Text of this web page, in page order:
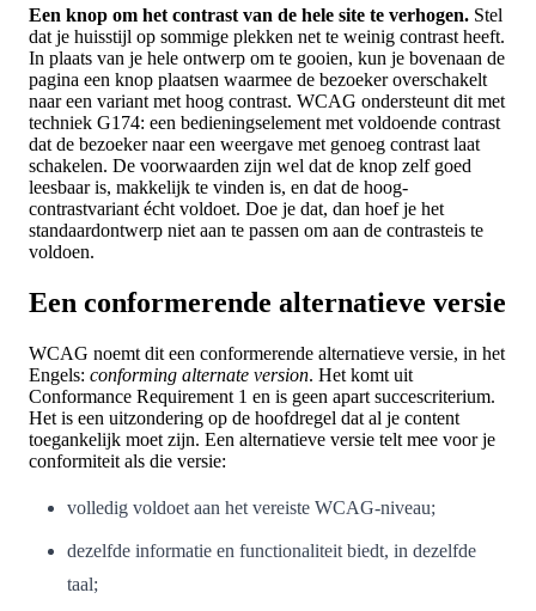
Een knop om het contrast van de hele site te verhogen. Stel
dat je huisstijl op sommige plekken net te weinig contrast heeft.
In plaats van je hele ontwerp om te gooien, kun je bovenaan de
pagina een knop plaatsen waarmee de bezoeker overschakelt
naar een variant met hoog contrast. WCAG ondersteunt dit met
techniek G174: een bedieningselement met voldoende contrast
dat de bezoeker naar een weergave met genoeg contrast laat
schakelen. De voorwaarden zijn wel dat de knop zelf goed
leesbaar is, makkelijk te vinden is, en dat de hoog-
contrastvariant écht voldoet. Doe je dat, dan hoef je het
standaardontwerp niet aan te passen om aan de contrasteis te
voldoen.
Een conformerende alternatieve versie
WCAG noemt dit een conformerende alternatieve versie, in het
Engels: conforming alternate version. Het komt uit
Conformance Requirement 1 en is geen apart succescriterium.
Het is een uitzondering op de hoofdregel dat al je content
toegankelijk moet zijn. Een alternatieve versie telt mee voor je
conformiteit als die versie:
volledig voldoet aan het vereiste WCAG-niveau;
dezelfde informatie en functionaliteit biedt, in dezelfde
taal;